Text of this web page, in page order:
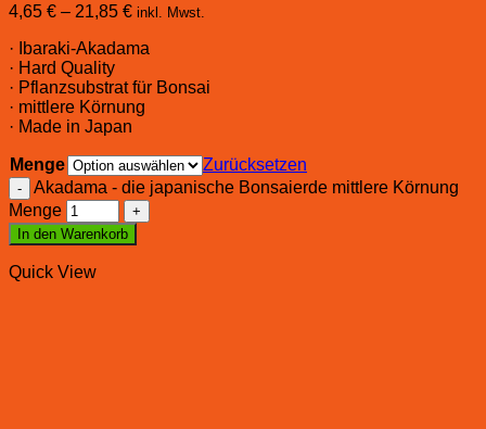
4,65 € – 21,85 € inkl. Mwst.
· Ibaraki-Akadama
· Hard Quality
· Pflanzsubstrat für Bonsai
· mittlere Körnung
· Made in Japan
Menge
Zurücksetzen
Akadama - die japanische Bonsaierde mittlere Körnung
Menge
In den Warenkorb
Quick View